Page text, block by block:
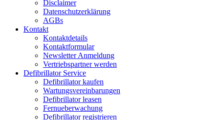
Disclaimer
Datenschutzerklärung
AGBs
Kontakt
Kontaktdetails
Kontaktformular
Newsletter Anmeldung
Vertriebspartner werden
Defibrillator Service
Defibrillator kaufen
Wartungsvereinbarungen
Defibrillator leasen
Fernueberwachung
Defibrillator registrieren